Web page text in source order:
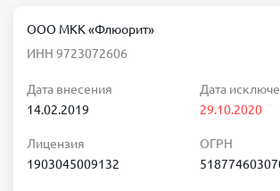
ООО МКК «Флюорит»
ИНН 9723072606
Дата внесения
14.02.2019
Дата
29.10.2020
Лицензия
1903045009132
ОГРН